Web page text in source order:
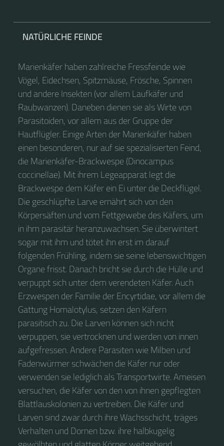
NATÜRLICHE FEINDE
Marienkäfer haben zahlreiche Fressfeinde wie
Vögel, Eidechsen, Spitzmäuse, Frösche, Spinnen
und andere Insekten (vor allem Laufkäfer und
Raubwanzen). Daneben dienen sie als Wirte von
Parasitoiden, vor allem aus der Gruppe der
Hautflügler. Einige Arten der Marienkäfer haben
einen besonderen, nur auf sie spezialisierten Feind,
die Marienkäfer-Brackwespe (Dinocampus
coccinellae). Mit ihrem Legeapparat legt die
Brackwespe dem Käfer ein Ei unter die Deckflügel.
Die geschlüpfte Larve ernährt sich von den
Körpersäften und vom Fettgewebe des Käfers, um
in ihm parasitär heranzuwachsen. Sie überwintert
sogar mit ihm und tötet ihn erst im darauf
folgenden Frühling, indem sie seine lebenswichtigen
Organe frisst. Danach bricht sie durch die Hülle und
verpuppt sich unter dem verendeten Käfer. Auch
Erzwespen der Familie der Encyrtidae, vor allem die
Gattung Homalotylus, setzen den Käfern
parasitisch zu. Die Larven können sich nicht
verpuppen, sie vertrocknen und werden von innen
aufgefressen. Andere Parasiten wie Milben und
Fadenwürmer schwächen die Käfer nur oder
verwenden sie lediglich als Transportwirte. Ameisen
versuchen, die Käfer von den von ihnen gepflegten
Blattlauskolonien zu vertreiben. Die Käfer und
Larven sind zwar durch ihre Wachsschicht, träges
Verhalten und Dornen bzw. ihre halbkugelig